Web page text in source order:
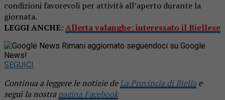
condizioni favorevoli per attività all’aperto durante la
giornata.
LEGGI ANCHE:Allerta valanghe: interessato il Biellese
Rimani aggiornato seguendoci su Google
News!
SEGUICI
Continua a leggere le notizie deLa Provincia di Biella e
segui la nostra pagina Facebook